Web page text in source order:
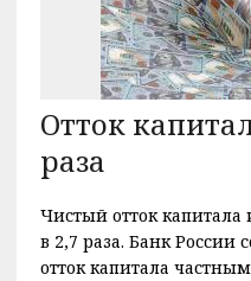
Отток
раза
Чистый отток капитала
в 2,7 раза. Банк России
отток капитала